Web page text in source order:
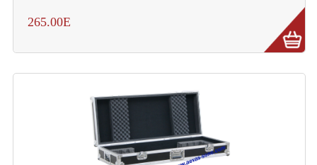
Enceintes Hifi
Enceintes Monitoring
Filtres Actifs, Correcteurs
265.00E